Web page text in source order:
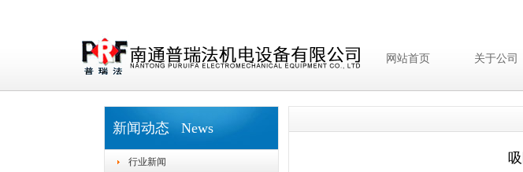
网站首页 关于公司
新闻动态 News
行业新闻